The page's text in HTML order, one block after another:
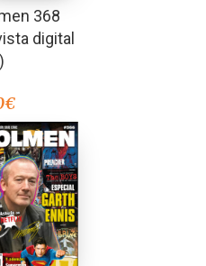
368
digital
€